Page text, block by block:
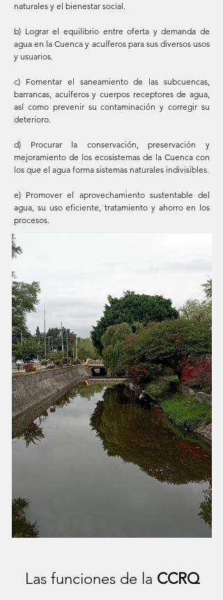
naturales y el bienestar social.
b) Lograr el equilibrio entre oferta y demanda de
agua en la Cuenca y acuíferos para sus diversos usos
y usuarios.
c) Fomentar el saneamiento de las subcuencas,
barrancas, acuíferos y cuerpos receptores de agua,
así como prevenir su contaminación y corregir su
deterioro.
d) Procurar la conservación, preservación y
mejoramiento de los ecosistemas de la Cuenca con
los que el agua forma sistemas naturales indivisibles.
e) Promover el aprovechamiento sustentable del
agua, su uso eficiente, tratamiento y ahorro en los
procesos.
Las funciones de la CCRQ